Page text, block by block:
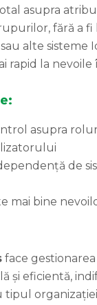
asupra
fără a fi
alte sisteme
rapid la nevoile
asupra
de
mai bine
face
și eficientă,
tipul organizației